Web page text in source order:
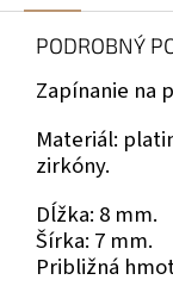
PODROBNÝ
Zapínanie na
Materiál:
zirkóny.
Dĺžka: 8 mm.
Šírka: 7 mm.
Približná